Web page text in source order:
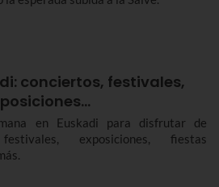
conciertos, festivales,
en Euskadi para disfrutar de
exposiciones, fiestas